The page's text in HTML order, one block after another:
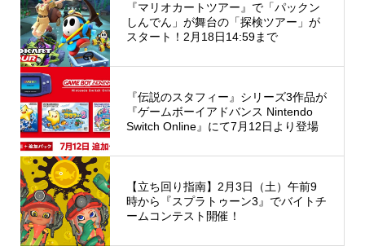
『マリオカートツアー』で「パックン
しんでん」が舞台の「探検ツアー」が
スタート！2月18日14:59まで
『伝説のスタフィー』シリーズ3作品が
『ゲームボーイアドバンス Nintendo
Switch Online』にて7月12日より登場
【立ち回り指南】2月3日（土）午前9
時から『スプラトゥーン3』でバイトチ
ームコンテスト開催！